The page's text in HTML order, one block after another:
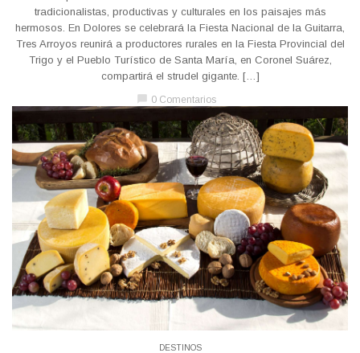
tradicionalistas, productivas y culturales en los paisajes más
hermosos. En Dolores se celebrará la Fiesta Nacional de la Guitarra,
Tres Arroyos reunirá a productores rurales en la Fiesta Provincial del
Trigo y el Pueblo Turístico de Santa María, en Coronel Suárez,
compartirá el strudel gigante. […]
chat_bubble 0 Comentarios
DESTINOS